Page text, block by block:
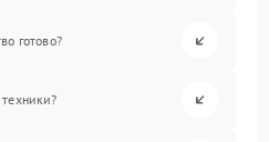
готово?